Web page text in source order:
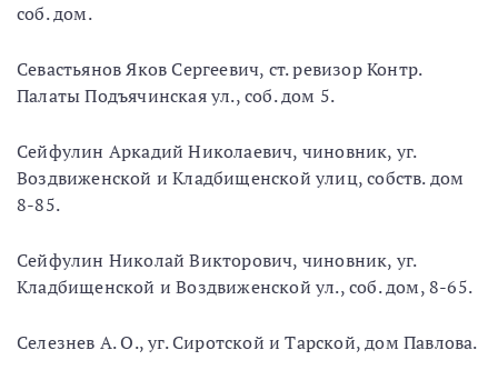
соб. дом.
Севастьянов Яков Сергеевич, ст. ревизор Контр.
Палаты Подъячинская ул., соб. дом 5.
Сейфулин Аркадий Николаевич, чиновник, уг.
Воздвиженской и Кладбищенской улиц, собств. дом
8-85.
Сейфулин Николай Викторович, чиновник, уг.
Кладбищенской и Воздвиженской ул., соб. дом, 8-65.
Селезнев А. О., уг. Сиротской и Тарской, дом Павлова.